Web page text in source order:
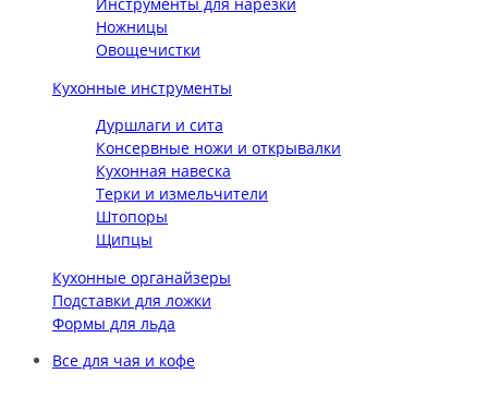
Ножницы
Овощечистки
Кухонные инструменты
Дуршлаги и сита
Консервные ножи и открывалки
Кухонная навеска
Терки и измельчители
Штопоры
Щипцы
Кухонные органайзеры
Подставки для ложки
Формы для льда
Все для чая и кофе